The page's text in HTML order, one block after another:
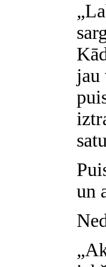
jau
un